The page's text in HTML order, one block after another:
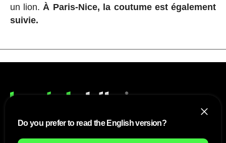
un lion.À Paris-Nice, la coutume est également
suivie.
Do you prefer to read the English version?